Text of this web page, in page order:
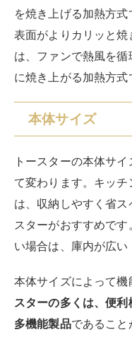
を焼き上げる加熱方
表面がよりカリッと
は、ファンで熱風を
に焼き上がる加熱方式
本体サイズ
トースターの本体サ
て変わります。キッ
は、収納しやすく省
スターがおすすめで
い場合は、庫内が広い
本体サイズによって機
スターの多くは、便
多機能製品であること